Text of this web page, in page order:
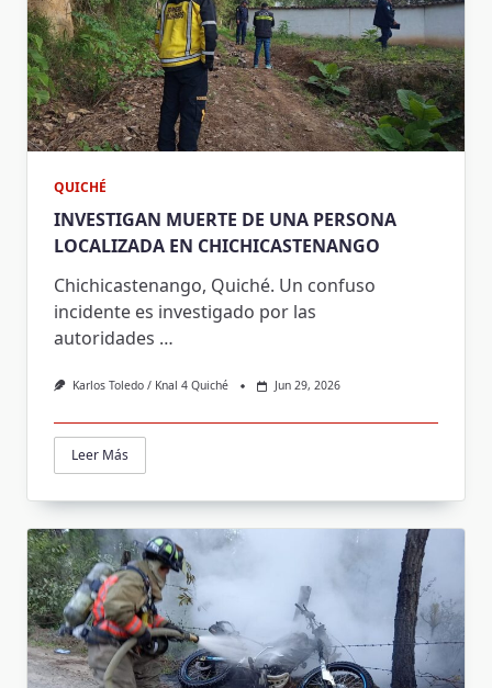
QUICHÉ
INVESTIGAN MUERTE DE UNA PERSONA
LOCALIZADA EN CHICHICASTENANGO
Chichicastenango, Quiché. Un confuso
incidente es investigado por las
autoridades …
Karlos Toledo / Knal 4 Quiché Jun 29, 2026
Leer Más